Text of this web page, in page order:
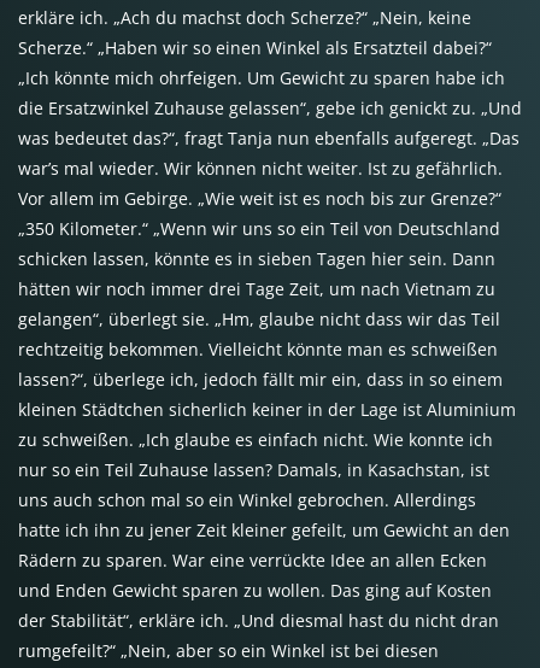
erkläre ich. „Ach du machst doch Scherze?“ „Nein, keine
Scherze.“ „Haben wir so einen Winkel als Ersatzteil dabei?“
„Ich könnte mich ohrfeigen. Um Gewicht zu sparen habe ich
die Ersatzwinkel Zuhause gelassen“, gebe ich genickt zu. „Und
was bedeutet das?“, fragt Tanja nun ebenfalls aufgeregt. „Das
war’s mal wieder. Wir können nicht weiter. Ist zu gefährlich.
Vor allem im Gebirge. „Wie weit ist es noch bis zur Grenze?“
„350 Kilometer.“ „Wenn wir uns so ein Teil von Deutschland
schicken lassen, könnte es in sieben Tagen hier sein. Dann
hätten wir noch immer drei Tage Zeit, um nach Vietnam zu
gelangen“, überlegt sie. „Hm, glaube nicht dass wir das Teil
rechtzeitig bekommen. Vielleicht könnte man es schweißen
lassen?“, überlege ich, jedoch fällt mir ein, dass in so einem
kleinen Städtchen sicherlich keiner in der Lage ist Aluminium
zu schweißen. „Ich glaube es einfach nicht. Wie konnte ich
nur so ein Teil Zuhause lassen? Damals, in Kasachstan, ist
uns auch schon mal so ein Winkel gebrochen. Allerdings
hatte ich ihn zu jener Zeit kleiner gefeilt, um Gewicht an den
Rädern zu sparen. War eine verrückte Idee an allen Ecken
und Enden Gewicht sparen zu wollen. Das ging auf Kosten
der Stabilität“, erkläre ich. „Und diesmal hast du nicht dran
rumgefeilt?“ „Nein, aber so ein Winkel ist bei diesen